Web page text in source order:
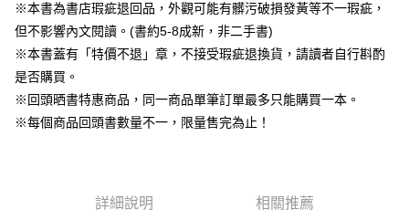
※本書為書店瑕疵退回品，外觀可能有髒污破損發黃等不一瑕疵，
但不影響內文閱讀。(書約5-8成新，非二手書)
※本書蓋有「特價不退」章，不接受瑕疵退換貨，請讀者自行斟酌
是否購買。
※回頭晒書特惠商品，同一商品單筆訂單最多只能購買一本。
※每個商品回頭書數量不一，限量售完為止！
詳細說明 相關推薦